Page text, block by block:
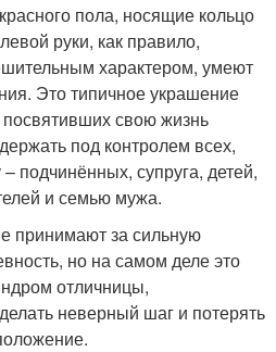
пола, носящие кольцо
руки, как правило,
характером, умеют
Это типичное украшение
свою жизнь
под контролем всех,
подчинённых, супруга, детей,
и семью мужа.
принимают за сильную
но на самом деле это
отличницы,
неверный шаг и потерять